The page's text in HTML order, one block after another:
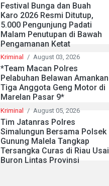
Festival Bunga dan Buah
Karo 2026 Resmi Ditutup,
5.000 Pengunjung Padati
Malam Penutupan di Bawah
Pengamanan Ketat
Kriminal / August 03, 2026
*Team Macan Polres
Pelabuhan Belawan Amankan
Tiga Anggota Geng Motor di
Marelan Pasar 9*
Kriminal / August 05, 2026
Tim Jatanras Polres
Simalungun Bersama Polsek
Gunung Malela Tangkap
Tersangka Curas di Riau Usai
Buron Lintas Provinsi